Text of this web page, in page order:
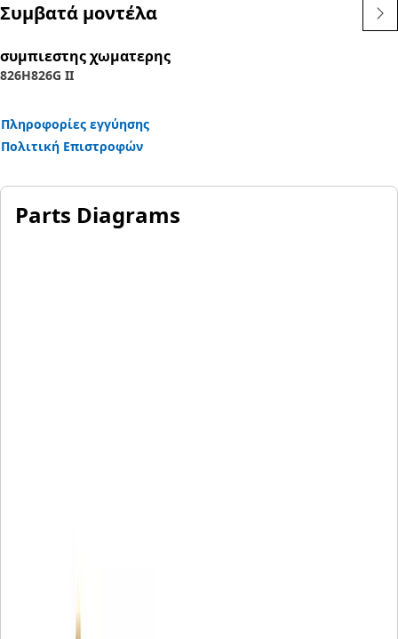
Συμβατά μοντέλα
συμπιεστης χωματερης
826H826G II
Πληροφορίες εγγύησης
Πολιτική Επιστροφών
Parts Diagrams